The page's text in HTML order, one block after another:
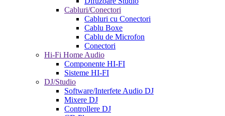
Cabluri/Conectori
Cabluri cu Conectori
Cablu Boxe
Cablu de Microfon
Conectori
Hi-Fi Home Audio
Componente HI-FI
Sisteme HI-FI
DJ/Studio
Software/Interfete Audio DJ
Mixere DJ
Controllere DJ